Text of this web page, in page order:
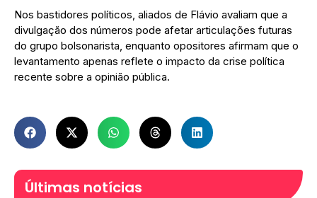
Nos bastidores políticos, aliados de Flávio avaliam que a
divulgação dos números pode afetar articulações futuras
do grupo bolsonarista, enquanto opositores afirmam que o
levantamento apenas reflete o impacto da crise política
recente sobre a opinião pública.
Últimas notícias